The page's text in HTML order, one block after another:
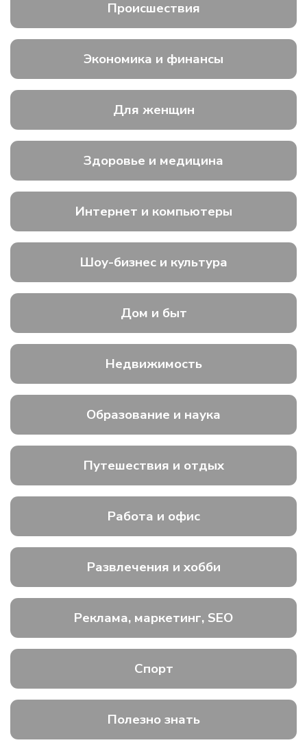
Происшествия
Экономика и финансы
Для женщин
Здоровье и медицина
Интернет и компьютеры
Шоу-бизнес и культура
Дом и быт
Недвижимость
Образование и наука
Путешествия и отдых
Работа и офис
Развлечения и хобби
Реклама, маркетинг, SEO
Спорт
Полезно знать